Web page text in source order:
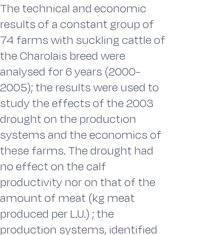
The technical and economic
results of a constant group of
74 farms with suckling cattle of
the Charolais breed were
analysed for 6 years (2000-
2005); the results were used to
study the effects of the 2003
drought on the production
systems and the economics of
these farms. The drought had
no effect on the calf
productivity nor on that of the
amount of meat (kg meat
produced per L.U.) ; the
production systems, identified